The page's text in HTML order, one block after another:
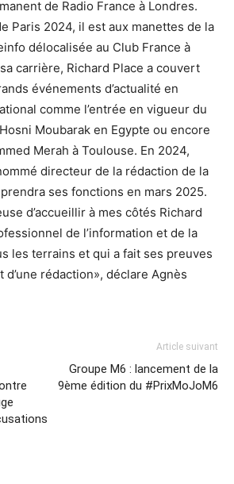
de Radio France à Londres.
Paris 2024, il est aux manettes de la
délocalisée au Club France à
carrière, Richard Place a couvert
événements d’actualité en
comme l’entrée en vigueur du
Moubarak en Egypte ou encore
Merah à Toulouse. En 2024,
directeur de la rédaction de la
ses fonctions en mars 2025.
d’accueillir à mes côtés Richard
de l’information et de la
les terrains et qui a fait ses preuves
d’une rédaction», déclare Agnès
Article suivant
Groupe M6 : lancement de la
9ème édition du #PrixMoJoM6